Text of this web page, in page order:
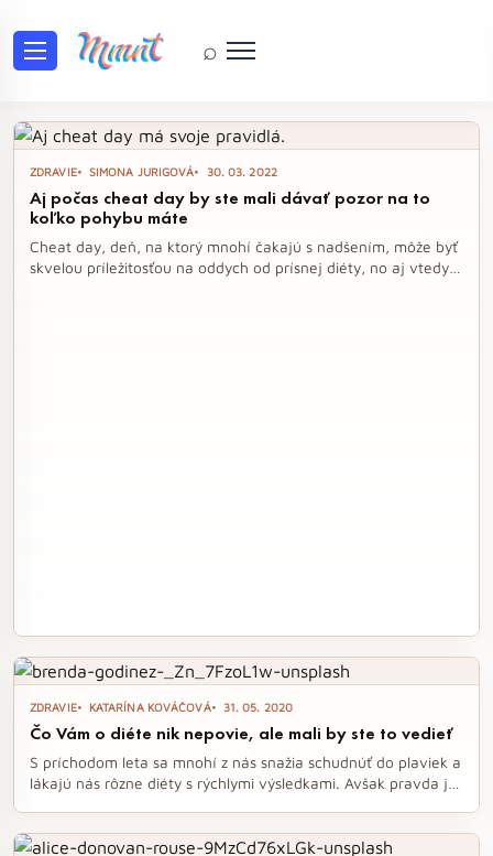
⌕
Tag: strava
ZDRAVIE SIMONA JURIGOVÁ 30. 03. 2022
Aj počas cheat day by ste mali dávať pozor na to
koľko pohybu máte
Cheat day, deň, na ktorý mnohí čakajú s nadšením, môže byť
skvelou príležitosťou na oddych od prísnej diéty, no aj vtedy
ZDRAVIE KATARÍNA KOVÁČOVÁ 31. 05. 2020
Čo Vám o diéte nik nepovie, ale mali by ste to vedieť
S príchodom leta sa mnohí z nás snažia schudnúť do plaviek a
lákajú nás rôzne diéty s rýchlymi výsledkami. Avšak pravda je,
zdravého stravovania. Čo všetko by ste mali vedieť o diétach,